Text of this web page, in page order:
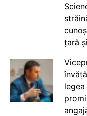
țară